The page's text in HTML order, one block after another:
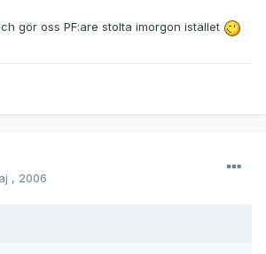
gör oss PF:are stolta imorgon istället
, 2006